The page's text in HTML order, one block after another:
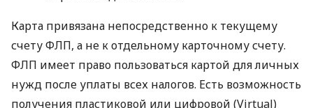
Карта привязана непосредственно к текущему
счету ФЛП, а не к отдельному карточному счету.
ФЛП имеет право пользоваться картой для личных
нужд после уплаты всех налогов. Есть возможность
получения пластиковой или цифровой (Virtual)